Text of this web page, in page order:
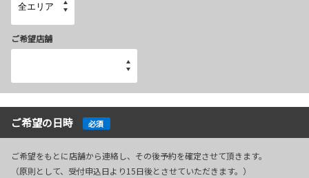
ご希望店舗
ご希望の日時 必須
ご希望をもとに店舗から連絡し、その後予約を確定させて頂きます。
（原則として、受付申込日より15日後とさせていただきます。）